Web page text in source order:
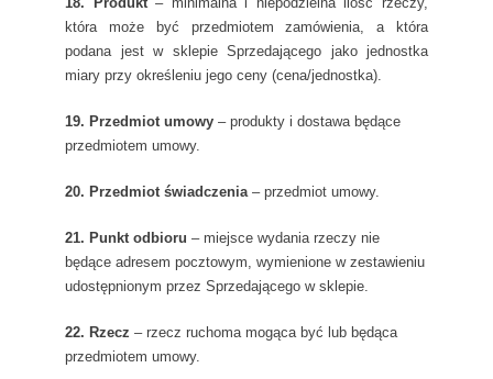
która może być przedmiotem zamówienia, a która
podana jest w sklepie Sprzedającego jako jednostka
miary przy określeniu jego ceny (cena/jednostka).
19. Przedmiot umowy – produkty i dostawa będące
przedmiotem umowy.
20. Przedmiot świadczenia– przedmiot umowy.
21. Punkt odbioru – miejsce wydania rzeczy nie
będące adresem pocztowym, wymienione w zestawieniu
udostępnionym przez Sprzedającego w sklepie.
22. Rzecz – rzecz ruchoma mogąca być lub będąca
przedmiotem umowy.